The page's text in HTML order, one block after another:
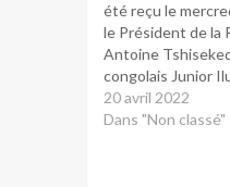
été reçu le
le Président de la
Antoine
congolais Junior
être octroyé ce
semaine plus tard,
20 avril 2022
Dans "Non classé"